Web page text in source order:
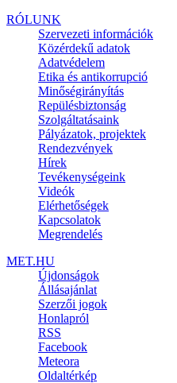
RÓLUNK
Szervezeti információk
Közérdekű adatok
Adatvédelem
Etika és antikorrupció
Minőségirányítás
Repülésbiztonság
Szolgáltatásaink
Pályázatok, projektek
Rendezvények
Hírek
Tevékenységeink
Videók
Elérhetőségek
Kapcsolatok
Megrendelés
MET.HU
Újdonságok
Állásajánlat
Szerzői jogok
Honlapról
RSS
Facebook
Meteora
Oldaltérkép